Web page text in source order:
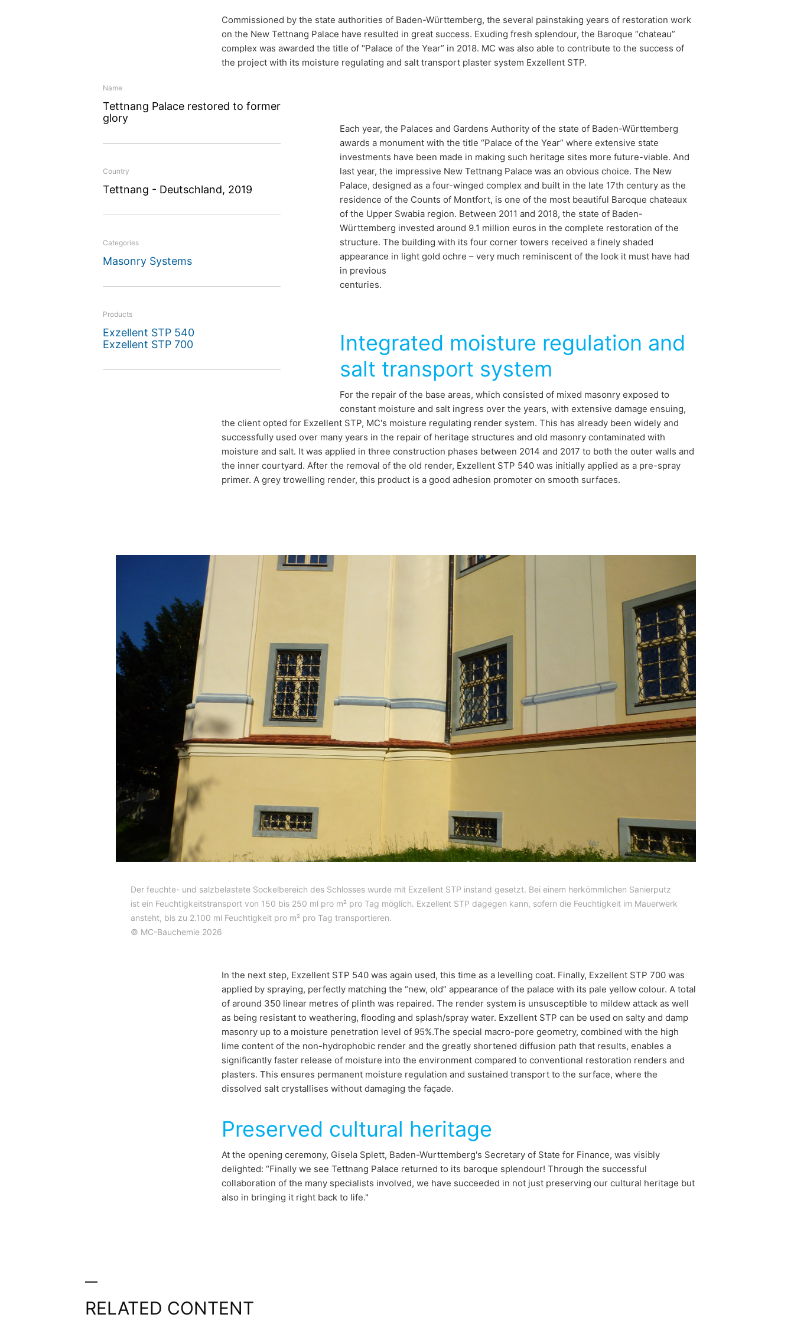
Tettnang Palace
restored to former
glory
Commissioned by the state authorities of Baden-Württemberg, the
several painstaking years of restoration work on the New Tettnang
Palace have resulted in great success. MC was also able to
Commissioned by the state authorities of Baden-Württemberg, the several painstaking years of restoration work
on the New Tettnang Palace have resulted in great success. Exuding fresh splendour, the Baroque “chateau”
complex was awarded the title of "Palace of the Year” in 2018. MC was also able to contribute to the success of
the project with its moisture regulating and salt transport plaster system Exzellent STP.
Name
Tettnang Palace restored to former
glory
Country
Tettnang - Deutschland, 2019
Categories
Masonry Systems
Products
Exzellent STP 540
Exzellent STP 700
Each year, the Palaces and Gardens Authority of the state of Baden-Württemberg
awards a monument with the title “Palace of the Year” where extensive state
investments have been made in making such heritage sites more future-viable. And
last year, the impressive New Tettnang Palace was an obvious choice. The New
Palace, designed as a four-winged complex and built in the late 17th century as the
residence of the Counts of Montfort, is one of the most beautiful Baroque chateaux
of the Upper Swabia region. Between 2011 and 2018, the state of Baden-
Württemberg invested around 9.1 million euros in the complete restoration of the
structure. The building with its four corner towers received a finely shaded
appearance in light gold ochre – very much reminiscent of the look it must have had
in previous
centuries.
Integrated moisture regulation and
salt transport system
For the repair of the base areas, which consisted of mixed masonry exposed to
constant moisture and salt ingress over the years, with extensive damage ensuing,
the client opted for Exzellent STP, MC's moisture regulating render system. This has already been widely and
successfully used over many years in the repair of heritage structures and old masonry contaminated with
moisture and salt. It was applied in three construction phases between 2014 and 2017 to both the outer walls and
the inner courtyard. After the removal of the old render, Exzellent STP 540 was initially applied as a pre-spray
primer. A grey trowelling render, this product is a good adhesion promoter on smooth surfaces.
Der feuchte- und salzbelastete Sockelbereich des Schlosses wurde mit Exzellent STP instand gesetzt. Bei einem herkömmlichen Sanierputz
ist ein Feuchtigkeitstransport von 150 bis 250 ml pro m² pro Tag möglich. Exzellent STP dagegen kann, sofern die Feuchtigkeit im Mauerwerk
ansteht, bis zu 2.100 ml Feuchtigkeit pro m² pro Tag transportieren.
© MC-Bauchemie 2026
In the next step, Exzellent STP 540 was again used, this time as a levelling coat. Finally, Exzellent STP 700 was
applied by spraying, perfectly matching the “new, old” appearance of the palace with its pale yellow colour. A total
of around 350 linear metres of plinth was repaired. The render system is unsusceptible to mildew attack as well
as being resistant to weathering, flooding and splash/spray water. Exzellent STP can be used on salty and damp
masonry up to a moisture penetration level of 95%.The special macro-pore geometry, combined with the high
lime content of the non-hydrophobic render and the greatly shortened diffusion path that results, enables a
significantly faster release of moisture into the environment compared to conventional restoration renders and
plasters. This ensures permanent moisture regulation and sustained transport to the surface, where the
dissolved salt crystallises without damaging the façade.
Preserved cultural heritage
At the opening ceremony, Gisela Splett, Baden-Wurttemberg's Secretary of State for Finance, was visibly
delighted: “Finally we see Tettnang Palace returned to its baroque splendour! Through the successful
collaboration of the many specialists involved, we have succeeded in not just preserving our cultural heritage but
also in bringing it right back to life."
RELATED CONTENT